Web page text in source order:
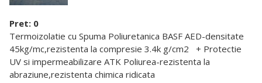
Pret: 0
Termoizolatie cu Spuma Poliuretanica BASF AED-densitate
45kg/mc,rezistenta la compresie 3.4k g/cm2 + Protectie
UV si impermeabilizare ATK Poliurea-rezistenta la
abraziune,rezistenta chimica ridicata